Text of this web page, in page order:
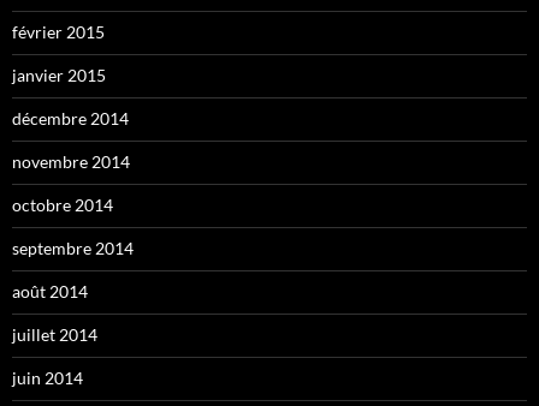
février 2015
janvier 2015
décembre 2014
novembre 2014
octobre 2014
septembre 2014
août 2014
juillet 2014
juin 2014